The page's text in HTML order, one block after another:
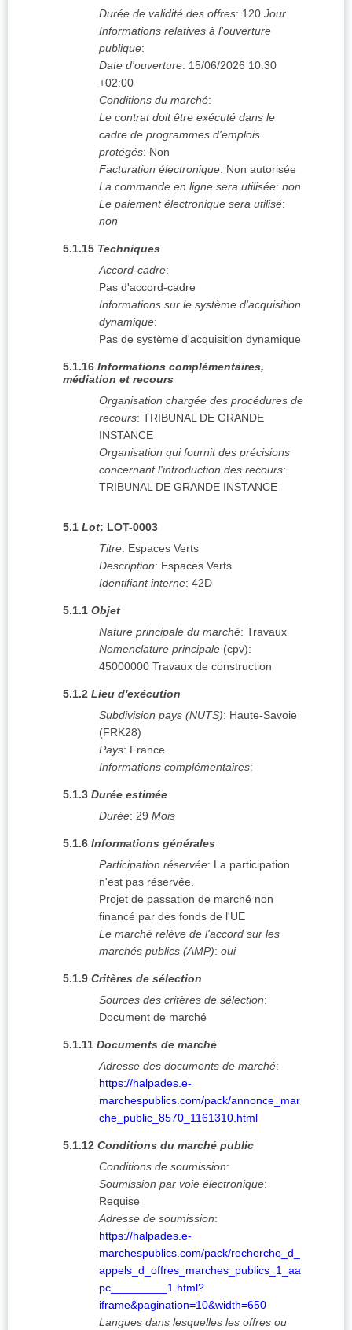
Durée de validité des offres: 120 Jour
Informations relatives à l'ouverture
publique:
Date d'ouverture: 15/06/2026 10:30
+02:00
Conditions du marché:
Le contrat doit être exécuté dans le
cadre de programmes d'emplois
protégés: Non
Facturation électronique: Non autorisée
La commande en ligne sera utilisée: non
Le paiement électronique sera utilisé:
non
5.1.15 Techniques
Accord-cadre:
Pas d'accord-cadre
Informations sur le système d'acquisition
dynamique:
Pas de système d'acquisition dynamique
5.1.16 Informations complémentaires,
médiation et recours
Organisation chargée des procédures de
recours: TRIBUNAL DE GRANDE
INSTANCE
Organisation qui fournit des précisions
concernant l'introduction des recours:
TRIBUNAL DE GRANDE INSTANCE
5.1 Lot: LOT-0003
Titre: Espaces Verts
Description: Espaces Verts
Identifiant interne: 42D
5.1.1 Objet
Nature principale du marché: Travaux
Nomenclature principale (cpv):
45000000 Travaux de construction
5.1.2 Lieu d'exécution
Subdivision pays (NUTS): Haute-Savoie
(FRK28)
Pays: France
Informations complémentaires:
5.1.3 Durée estimée
Durée: 29 Mois
5.1.6 Informations générales
Participation réservée: La participation
n'est pas réservée.
Projet de passation de marché non
financé par des fonds de l'UE
Le marché relève de l'accord sur les
marchés publics (AMP): oui
5.1.9 Critères de sélection
Sources des critères de sélection:
Document de marché
5.1.11 Documents de marché
Adresse des documents de marché:
https://halpades.e-
marchespublics.com/pack/annonce_mar
che_public_8570_1161310.html
5.1.12 Conditions du marché public
Conditions de soumission:
Soumission par voie électronique:
Requise
Adresse de soumission:
https://halpades.e-
marchespublics.com/pack/recherche_d_
appels_d_offres_marches_publics_1_aa
pc_________1.html?
iframe&pagination=10&width=650
Langues dans lesquelles les offres ou